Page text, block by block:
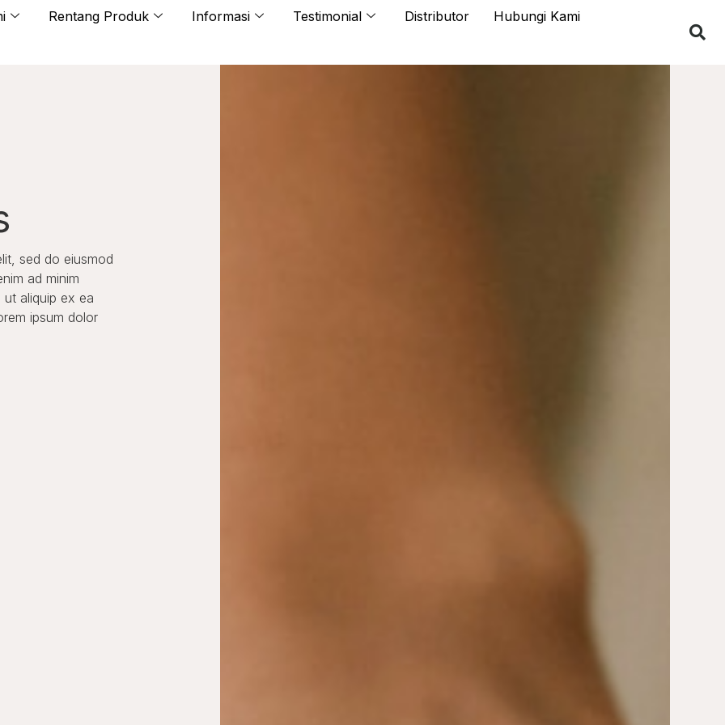
Rentang Produk Informasi Testimonial Distributor
Hubungi Kami
sed do eiusmod
ad minim
aliquip ex ea
ipsum dolor